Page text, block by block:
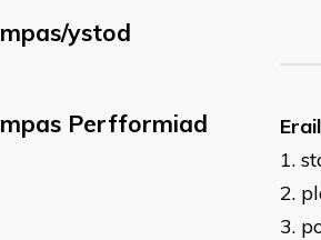
ystod
Perfformiad
1.
2.
3.